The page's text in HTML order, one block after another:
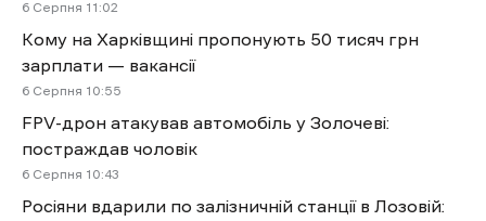
6 Cерпня 11:02
Кому на Харківщині пропонують 50 тисяч грн
зарплати — вакансії
6 Cерпня 10:55
FPV-дрон атакував автомобіль у Золочеві:
постраждав чоловік
6 Cерпня 10:43
Росіяни вдарили по залізничній станції в Лозовій: